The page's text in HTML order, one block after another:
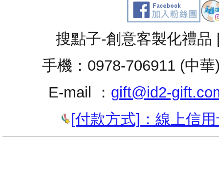
搜點子-創意客製化禮
手機：0978-706911 (中
E-mail ： gift@id2-
[付款方式]：線上信